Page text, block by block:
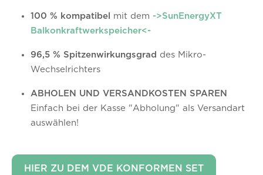
100 % kompatibel mit dem ->SunEnergyXT
Balkonkraftwerkspeicher<-
96,5 % Spitzenwirkungsgrad des Mikro-
Wechselrichters
ABHOLEN UND VERSANDKOSTEN SPAREN
Einfach bei der Kasse "Abholung" als Versandart
auswählen!
HIER ZU DEM VDE KONFORMEN SET